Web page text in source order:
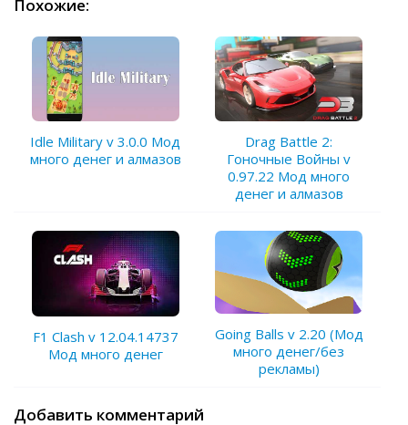
Похожие:
Idle Military v 3.0.0 Мод
много денег и алмазов
Drag Battle 2:
Гоночные Войны v
0.97.22 Мод много
денег и алмазов
F1 Clash v 12.04.14737
Мод много денег
Going Balls v 2.20 (Мод
много денег/без
рекламы)
Добавить комментарий